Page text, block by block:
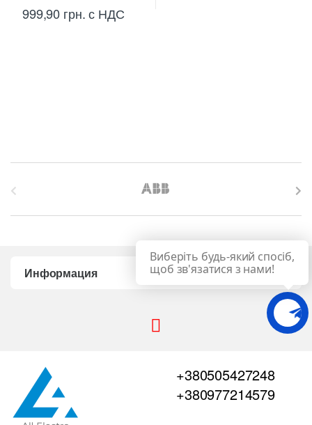
999,90 грн.с НДС
Информация
+380505427248
+380977214579
Виберіть будь-який спосіб,
щоб зв'язатися з нами!